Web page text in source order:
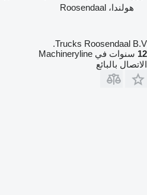
هولندا، Roosendaal
Trucks Roosendaal B.V.
12 سنوات في Machineryline
الاتصال بالبائع